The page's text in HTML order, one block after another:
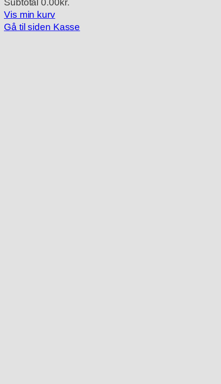
Varer
i
Subtotal0.00kr.
Vis min kurv
Gå til siden Kasse